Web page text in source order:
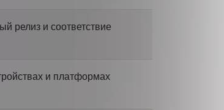
релиз и соответствие
и платформах